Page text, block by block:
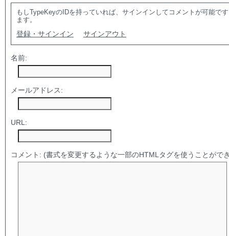
もしTypeKeyのIDを持っていれば、サインインしてコメントが可能で
ます。
登録・サインイン サインアウト
名前:
メールアドレス:
URL:
コメント: (書式を変更するような一部のHTMLタグを使うことがで